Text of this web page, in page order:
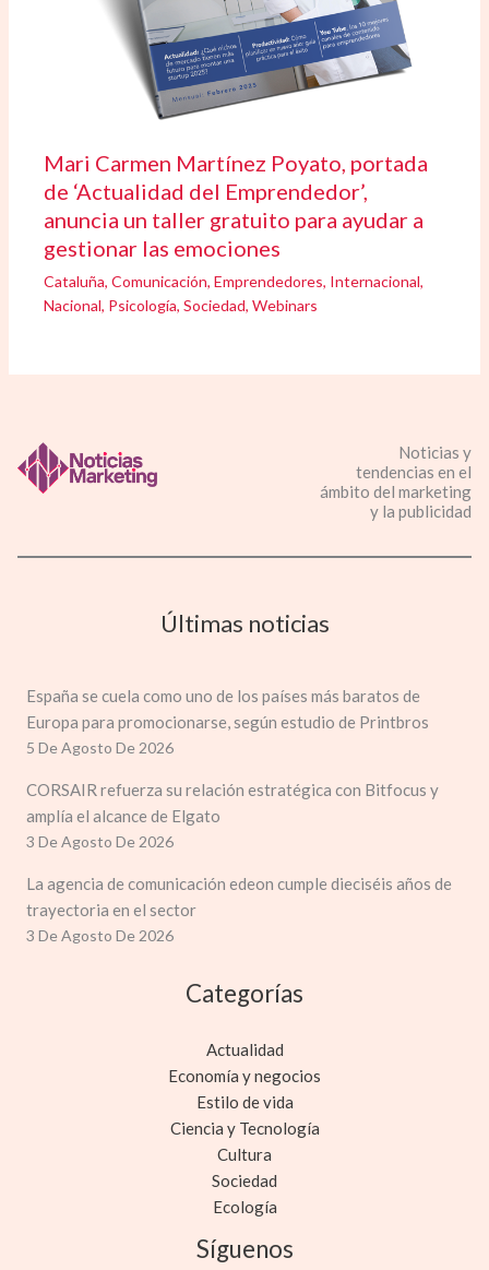
Mari Carmen Martínez Poyato, portada
de ‘Actualidad del Emprendedor’,
anuncia un taller gratuito para ayudar a
gestionar las emociones
Cataluña,Comunicación,Emprendedores, Internacional,
Nacional, Psicología,Sociedad,Webinars
Noticias y
tendencias en el
ámbito del marketing
y la publicidad
Últimas noticias
España se cuela como uno de los países más baratos de
Europa para promocionarse, según estudio de Printbros
5 De Agosto De 2026
CORSAIR refuerza su relación estratégica con Bitfocus y
amplía el alcance de Elgato
3 De Agosto De 2026
La agencia de comunicación edeon cumple dieciséis años de
trayectoria en el sector
3 De Agosto De 2026
Categorías
Actualidad
Economía y negocios
Estilo de vida
Ciencia y Tecnología
Cultura
Sociedad
Ecología
Síguenos